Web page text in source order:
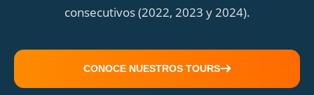
consecutivos (2022, 2023 y 2024).
CONOCE NUESTROS TOURS